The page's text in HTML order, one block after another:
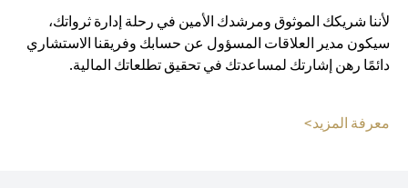
لأننا شريكك الموثوق ومرشدك الأمين في رحلة إدارة ثرواتك،
سيكون مدير العلاقات المسؤول عن حسابك وفريقنا الاستشاري
دائمًا رهن إشارتك لمساعدتك في تحقيق تطلعاتك المالية.
معرفة المزيد>